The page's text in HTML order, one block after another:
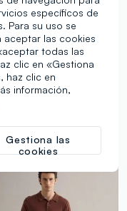
específicos de
Para su uso se
aceptar las cookies
todas las
clic en «Gestiona
haz clic en
información,
Gestiona las
cookies